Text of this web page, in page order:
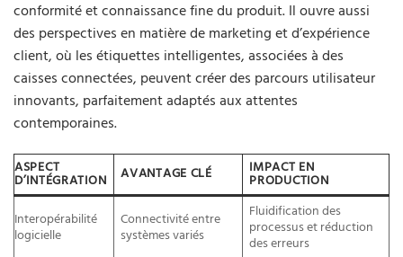
conformité et connaissance fine du produit. Il ouvre aussi
des perspectives en matière de marketing et d’expérience
client, où les étiquettes intelligentes, associées à des
caisses connectées, peuvent créer des parcours utilisateur
innovants, parfaitement adaptés aux attentes
contemporaines.
ASPECT
D’INTÉGRATION AVANTAGE CLÉ IMPACT EN
PRODUCTION
Interopérabilité
logicielle
Connectivité entre
systèmes variés
Fluidification des
processus et réduction
des erreurs